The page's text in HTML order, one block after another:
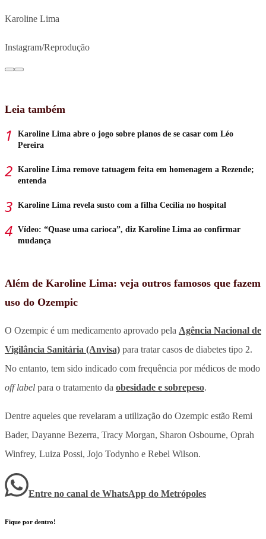
Karoline Lima
Instagram/Reprodução
Leia também
Karoline Lima abre o jogo sobre planos de se casar com Léo
Pereira
Karoline Lima remove tatuagem feita em homenagem a Rezende;
entenda
Karoline Lima revela susto com a filha Cecília no hospital
Vídeo: “Quase uma carioca”, diz Karoline Lima ao confirmar
mudança
Além de Karoline Lima: veja outros famosos que fazem
uso do Ozempic
O Ozempic é um medicamento aprovado pela Agência Nacional de
Vigilância Sanitária (Anvisa) para tratar casos de diabetes tipo 2.
No entanto, tem sido indicado com frequência por médicos de modo
off label para o tratamento da obesidade e sobrepeso.
Dentre aqueles que revelaram a utilização do Ozempic estão Remi
Bader, Dayanne Bezerra, Tracy Morgan, Sharon Osbourne, Oprah
Winfrey, Luiza Possi, Jojo Todynho e Rebel Wilson.
Entre no canal de WhatsApp do Metrópoles
Fique por dentro!